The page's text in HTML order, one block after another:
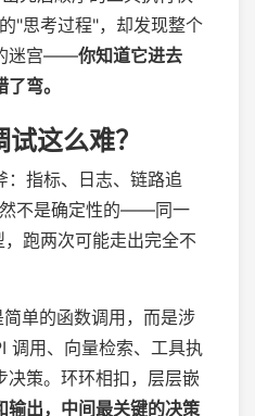
"思考过程"，却发现整个
迷宫——你知道它进去
弯。
这么难？
：指标、日志、链路追
不是确定性的——同一
跑两次可能走出完全不
单的函数调用，而是涉
调用、向量检索、工具执
决策。环环相扣，层层嵌
输出，中间最关键的决策